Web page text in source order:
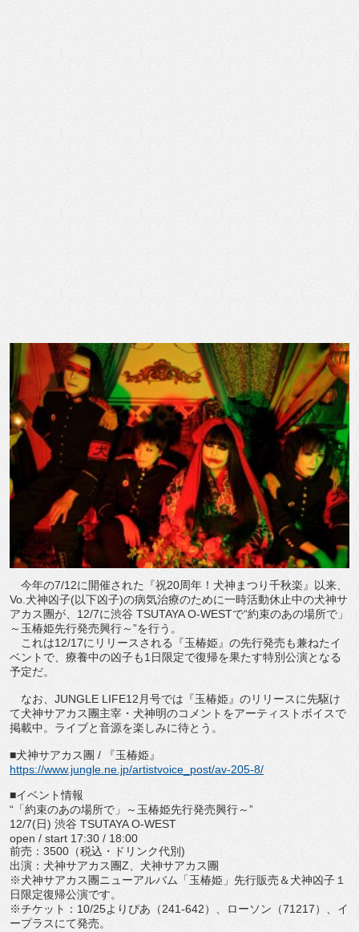
今年の7/12に開催された『祝20周年！犬神まつり千秋楽』以来、
Vo.犬神凶子(以下凶子)の病気治療のために一時活動休止中の犬神サ
アカス團が、12/7に渋谷 TSUTAYA O-WESTで“約束のあの場所で」
～玉椿姫先行発売興行～”を行う。
これは12/17にリリースされる『玉椿姫』の先行発売も兼ねたイ
ベントで、療養中の凶子も1日限定で復帰を果たす特別公演となる
予定だ。
なお、JUNGLE LIFE12月号では『玉椿姫』のリリースに先駆け
て犬神サアカス團主宰・犬神明のコメントをアーティストボイスで
掲載中。ライブと音源を楽しみに待とう。
■犬神サアカス團 / 『玉椿姫』
https://www.jungle.ne.jp/artistvoice_post/av-205-8/
■イベント情報
“「約束のあの場所で」～玉椿姫先行発売興行～”
12/7(日) 渋谷 TSUTAYA O-WEST
open / start 17:30 / 18:00
前売：3500（税込・ドリンク代別)
出演：犬神サアカス團Z、犬神サアカス團
※犬神サアカス團ニューアルバム「玉椿姫」先行販売＆犬神凶子１
日限定復帰公演です。
※チケット：10/25よりぴあ（241-642）、ローソン（71217）、イ
ープラスにて発売。